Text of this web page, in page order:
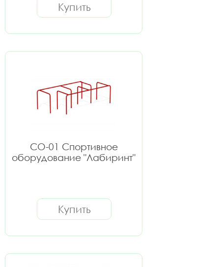
Купить
СО-01 Спортивное
оборудование "Лабиринт"
Купить